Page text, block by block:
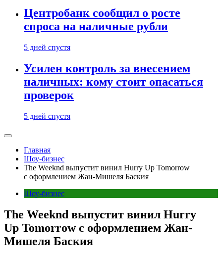
Центробанк сообщил о росте
спроса на наличные рубли
5 дней спустя
Усилен контроль за внесением
наличных: кому стоит опасаться
проверок
5 дней спустя
Главная
Шоу-бизнес
The Weeknd выпустит винил Hurry Up Tomorrow
с оформлением Жан-Мишеля Баския
Шоу-бизнес
The Weeknd выпустит винил Hurry
Up Tomorrow с оформлением Жан-
Мишеля Баския